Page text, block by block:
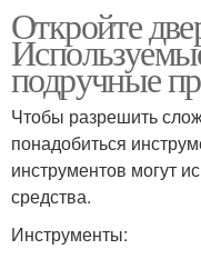
Откройте
подручные
Чтобы разрешить
понадобиться
инструментов могут
средства.
Инструменты: